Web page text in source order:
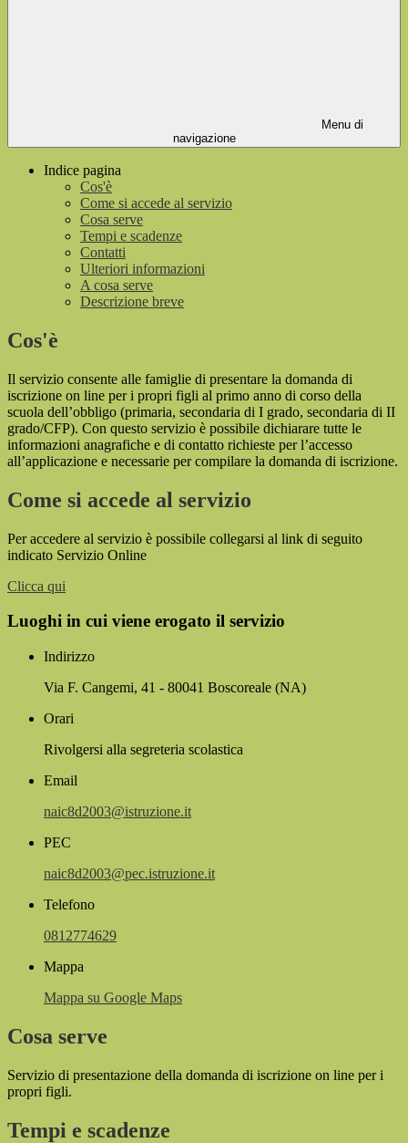
Menu di
navigazione
Indice pagina
Cos'è
Come si accede al servizio
Cosa serve
Tempi e scadenze
Contatti
Ulteriori informazioni
A cosa serve
Descrizione breve
Cos'è
Il servizio consente alle famiglie di presentare la domanda di
iscrizione on line per i propri figli al primo anno di corso della
scuola dell’obbligo (primaria, secondaria di I grado, secondaria di II
grado/CFP). Con questo servizio è possibile dichiarare tutte le
informazioni anagrafiche e di contatto richieste per l’accesso
all’applicazione e necessarie per compilare la domanda di iscrizione.
Come si accede al servizio
Per accedere al servizio è possibile collegarsi al link di seguito
indicato Servizio Online
Clicca qui
Luoghi in cui viene erogato il servizio
Indirizzo
Via F. Cangemi, 41 - 80041 Boscoreale (NA)
Orari
Rivolgersi alla segreteria scolastica
Email
naic8d2003@istruzione.it
PEC
naic8d2003@pec.istruzione.it
Telefono
0812774629
Mappa
Mappa su Google Maps
Cosa serve
Servizio di presentazione della domanda di iscrizione on line per i
propri figli.
Tempi e scadenze